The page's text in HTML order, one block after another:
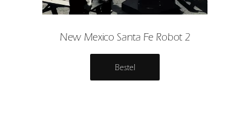
New Mexico Santa Fe Robot 2
Bestel